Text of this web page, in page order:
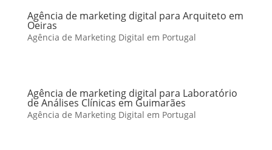
Agência de marketing digital para Arquiteto em
Oeiras
Agência de Marketing Digital em Portugal
Agência de marketing digital para Laboratório
de Análises Clínicas em Guimarães
Agência de Marketing Digital em Portugal